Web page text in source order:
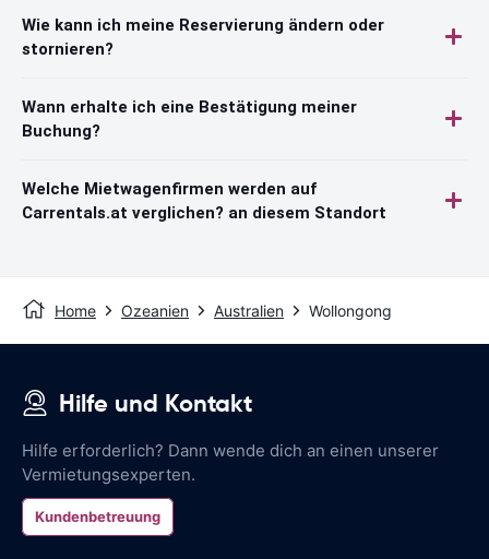
Wie kann ich meine Reservierung ändern oder
stornieren?
Wann erhalte ich eine Bestätigung meiner
Buchung?
Welche Mietwagenfirmen werden auf
Carrentals.at verglichen? an diesem Standort
Home Ozeanien Australien Wollongong
Hilfe und Kontakt
Hilfe erforderlich? Dann wende dich an einen unserer
Vermietungsexperten.
Kundenbetreuung